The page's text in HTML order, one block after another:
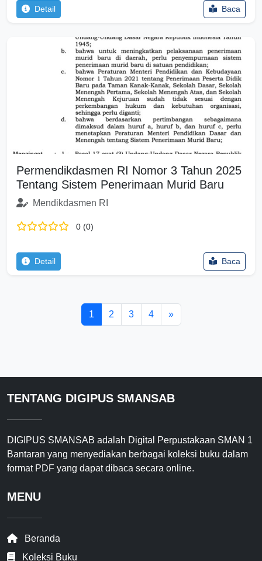
Detail Baca
Permendikdasmen RI Nomor 3 Tahun 2025
Tentang Sistem Penerimaan Murid Baru
Mendikdasmen RI
0 (0)
Detail Baca
1 2 3 4 »
TENTANG DIGIPUS SMANSAB
DIGIPUS SMANSAB adalah Digital Perpustakaan SMAN 1
Bantaran yang menyediakan berbagai koleksi buku dalam
format PDF yang dapat dibaca secara online.
MENU
Beranda
Koleksi Buku